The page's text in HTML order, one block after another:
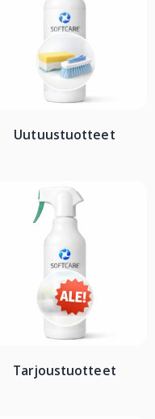
Uutuustuotteet
Tarjoustuotteet